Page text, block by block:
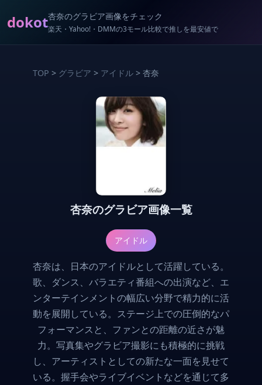
dokot杏奈のグラビア画像をチェック
楽天・Yahoo!・DMMの3モール比較で推しを最安値で
TOP > グラビア > アイドル > 杏奈
杏奈のグラビア画像一覧
アイドル
杏奈は、日本のアイドルとして活躍している。
歌、ダンス、バラエティ番組への出演など、エ
ンターテインメントの幅広い分野で精力的に活
動を展開している。ステージ上での圧倒的なパ
フォーマンスと、ファンとの距離の近さが魅
力。写真集やグラビア撮影にも積極的に挑戦
し、アーティストとしての新たな一面を見せて
いる。握手会やライブイベントなどを通じて多